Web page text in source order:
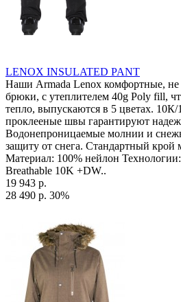
LENOX INSULATED PANT
Наши Armada Lenox комфортные,
брюки, с утеплителем 40g Poly fill,
тепло, выпускаются в 5 цветах.
проклееные швы гарантируют
Водонепроницаемые молнии и
защиту от снега. Стандартный крой
Материал: 100% нейлон
Breathable 10K +DW..
19 943 р.
28 490 р. 30%